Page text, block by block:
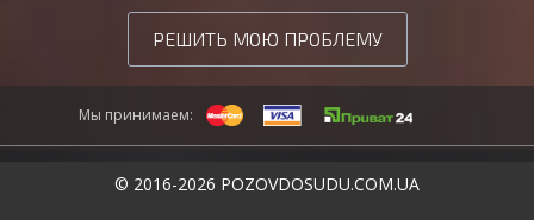
РЕШИТЬ МОЮ ПРОБЛЕМУ
© 2016-2026 POZOVDOSUDU.COM.UA
Мы принимаем: